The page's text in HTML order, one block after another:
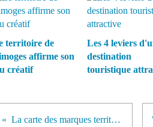
territoire de
affirme son
créatif
Les 4 leviers
destination
touristique
La carte des marques territoriales - Février 2018